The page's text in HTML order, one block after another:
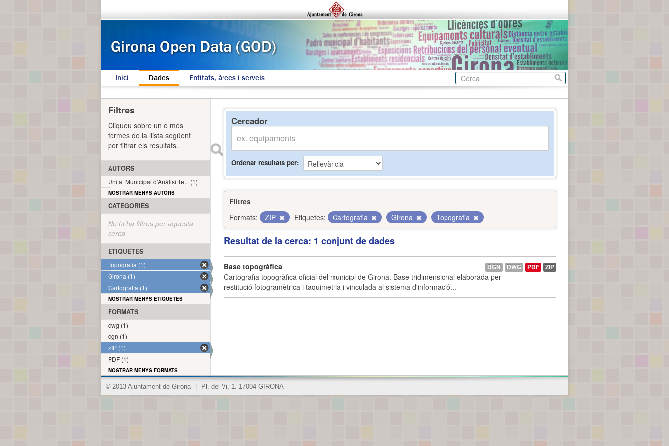
Inici Dades Entitats, àrees i serveis
Cercador
Ordenar resultats per
Filtres
Formats:
ZIP Etiquetes: Cartografia Girona Topografia
Resultat de la cerca: 1 conjunt de dades
Base topogràfica
Cartografia topogràfica oficial del municipi de Girona. Base tridimensional elaborada per
restitució fotogramètrica i taquimetria i vinculada al sistema d'informació...
DGN DWG PDF ZIP
Filtres
Cliqueu sobre un o més
termes de la llista següent
per filtrar els resultats.
AUTORS
Unitat Municipal d'Anàlisi Te... (1)
MOSTRAR MENYS AUTORS
CATEGORIES
No hi ha filtres per aquesta
cerca
ETIQUETES
Topografia (1)
Girona (1)
Cartografia (1)
MOSTRAR MENYS ETIQUETES
FORMATS
dwg (1)
dgn (1)
ZIP (1)
PDF (1)
MOSTRAR MENYS FORMATS
© 2013 Ajuntament de Girona Pl. del Vi, 1. 17004 GIRONA